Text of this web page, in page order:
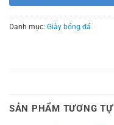
Danh mục: Giày bóng đá
SẢN PHẨM TƯƠNG TỰ